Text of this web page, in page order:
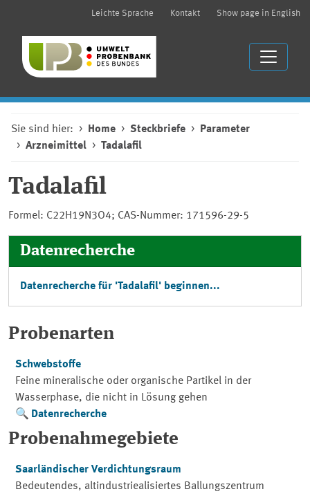
Leichte Sprache Kontakt Show page in English
Sie sind hier: Home Steckbriefe
Parameter
Arzneimittel
Tadalafil
Tadalafil
Formel: C22H19N3O4; CAS-Nummer: 171596-29-5
Datenrecherche
Datenrecherche für 'Tadalafil' beginnen...
Probenarten
Schwebstoffe
Feine mineralische oder organische Partikel in der
Wasserphase, die nicht in Lösung gehen
Datenrecherche
Probenahmegebiete
Saarländischer Verdichtungsraum
Bedeutendes, altindustriealisiertes Ballungszentrum